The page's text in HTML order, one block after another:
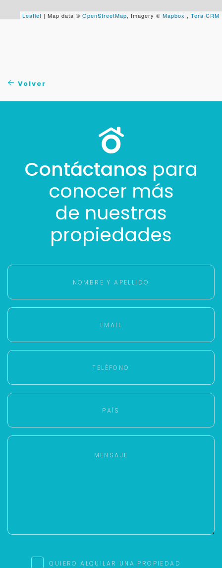
Leaflet | Map data © OpenStreetMap, Imagery © Mapbox , Tera CRM
Volver
Contáctanos para
conocer más
de nuestras
propiedades
QUIERO ALQUILAR UNA PROPIEDAD
Buscamos darte la mejor experiencia.
Con estos datos podemos responderte mejor y
más rápido.